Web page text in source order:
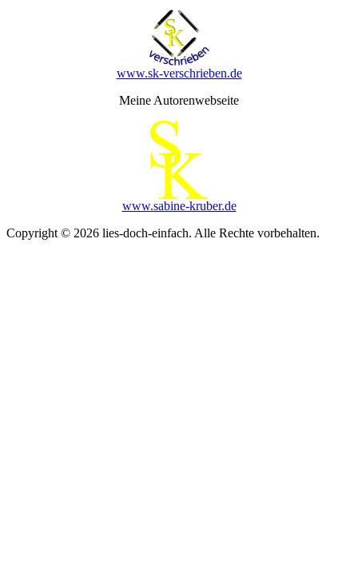
www.sk-verschrieben.de
Meine Autorenwebseite
www.sabine-kruber.de
Copyright © 2026 lies-doch-einfach. Alle Rechte vorbehalten.